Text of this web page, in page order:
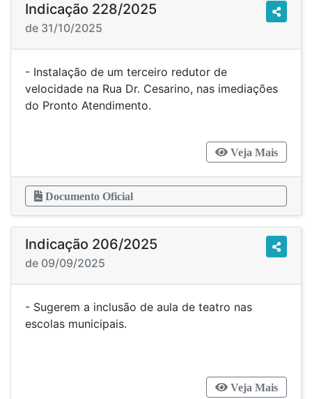
Indicação 228/2025
de 31/10/2025
- Instalação de um terceiro redutor de
velocidade na Rua Dr. Cesarino, nas imediações
do Pronto Atendimento.
Veja Mais
Documento Oficial
Indicação 206/2025
de 09/09/2025
- Sugerem a inclusão de aula de teatro nas
escolas municipais.
Veja Mais